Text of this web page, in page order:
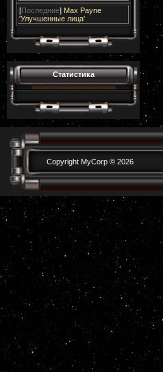
[Последние] Max Payne
'Улучшенные лица'
Статистика
Copyright MyCorp © 2026